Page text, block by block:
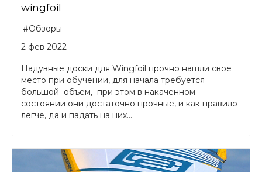
wingfoil
#Обзоры
2 фев 2022
Надувные доски для Wingfoil прочно нашли свое
место при обучении, для начала требуется
большой объем, при этом в накаченном
состоянии они достаточно прочные, и как правило
легче, да и падать на них...